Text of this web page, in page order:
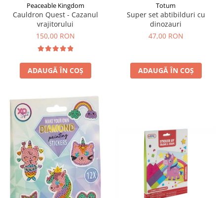
Peaceable Kingdom
Cauldron Quest - Cazanul
vrajitorului
150,00 RON
ADAUGĂ ÎN COȘ
Totum
Super set abtibilduri cu
dinozauri
47,00 RON
ADAUGĂ ÎN COȘ